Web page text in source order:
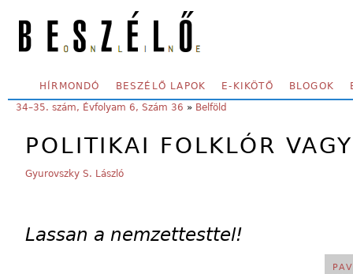
SECONDARY MENU
HÍRMONDÓ BESZÉLŐ LAPOK E-KIKÖTŐ BLOGOK
YOU ARE HERE:
34–35. szám, Évfolyam 6, Szám 36 » Belföld
POLITIKAI FOLKLÓR
Gyurovszky S. László
Lassan a nemzettesttel!